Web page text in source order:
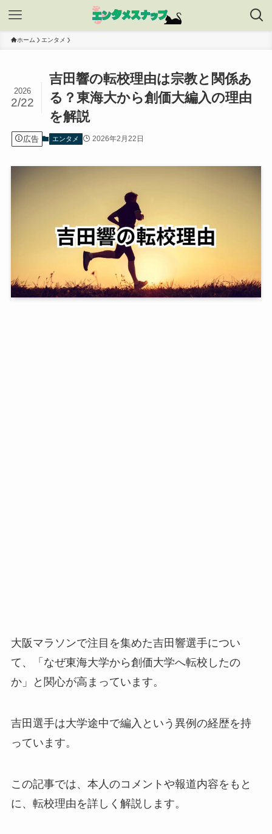
ホーム エンタメ
吉田響の転校理由は宗教と関係あ
る？東海大から創価大編入の理由
を解説
2026
2/22
広告 エンタメ 2026年2月22日
大阪マラソンで注目を集めた吉田響選手につい
て、「なぜ東海大学から創価大学へ転校したの
か」と関心が高まっています。
吉田選手は大学途中で編入という異例の経歴を持
っています。
この記事では、本人のコメントや報道内容をもと
に、転校理由を詳しく解説します。